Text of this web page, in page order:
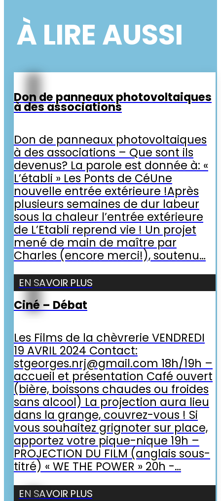
À LIRE AUSSI
Don de panneaux photovoltaiques
à des associations
Don de panneaux photovoltaiques
à des associations – Que sont ils
devenus? La parole est donnée à: «
L’établi » Les Ponts de CéUne
nouvelle entrée extérieure !Après
plusieurs semaines de dur labeur
sous la chaleur l’entrée extérieure
de L’Etabli reprend vie ! Un projet
mené de main de maître par
Charles (encore merci!), soutenu…
EN SAVOIR PLUS
Ciné – Débat
Les Films de la chèvrerie VENDREDI
19 AVRIL 2024 Contact:
stgeorges.nrj@gmail.com 18h/19h –
accueil et présentation Café ouvert
(bière, boissons chaudes ou froides
sans alcool) La projection aura lieu
dans la grange, couvrez-vous ! Si
vous souhaitez grignoter sur place,
apportez votre pique-nique 19h –
PROJECTION DU FILM (anglais sous-
titré) « WE THE POWER » 20h -…
EN SAVOIR PLUS